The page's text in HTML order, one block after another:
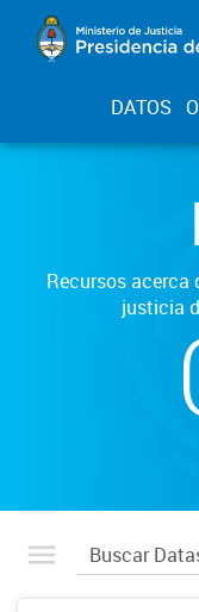
DATOS
Recursos
justicia